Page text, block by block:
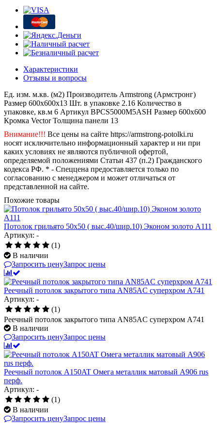
Характеристики
Отзывы и вопросы
Ед. изм. м.кв. (м2) Производитель Armstrong (Армстронг)
Размер 600x600x13 Шт. в упаковке 2.16 Количество в
упаковке, кв.м 6 Артикул BPCS5000M5ASH Размер 600x600
Кромка Vector Толщина панели 13
Внимание!!! Все цены на сайте https://armstrong-potolki.ru
носят исключительно информационный характер и ни при
каких условиях не являются публичной офертой,
определяемой положениями Статьи 437 (п.2) Гражданского
кодекса РФ. * - Спеццена предоставляется только по
согласованию с менеджером и может отличаться от
представленной на сайте.
Похожие товары
Потолок грильято 50х50 ( выс.40/шир.10) Эконом золото А111
Артикул: -
(1)
В наличии
Запросить ценуЗапрос цены
Реечный потолок закрытого типа AN85AС суперхром А741
Артикул: -
(1)
Реечный потолок закрытого типа AN85AС суперхром А741
В наличии
Запросить ценуЗапрос цены
Реечный потолок A150AT Омега металлик матовый А906 rus
перф.
Артикул: -
(1)
В наличии
Запросить ценуЗапрос цены